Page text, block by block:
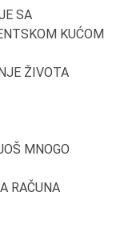
SA
KUĆOM
ŽIVOTA
MNOGO
RAČUNA